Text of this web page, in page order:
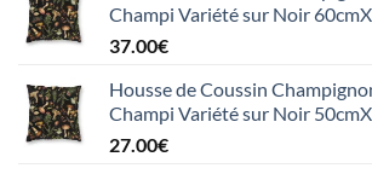
Champi Variété sur Noir
37.00€
Housse de Coussin
Champi Variété sur Noir
27.00€